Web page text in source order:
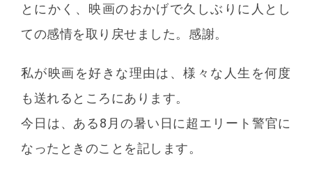
とにかく、映画のおかげで久しぶりに人とし
ての感情を取り戻せました。感謝。
私が映画を好きな理由は、様々な人生を何度
も送れるところにあります。
今日は、ある8月の暑い日に超エリート警官に
なったときのことを記します。